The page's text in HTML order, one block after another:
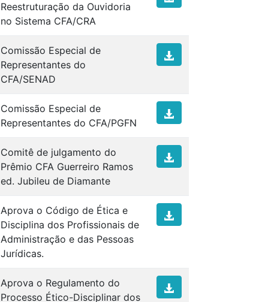
Reestruturação da Ouvidoria
no Sistema CFA/CRA
Comissão Especial de
Representantes do
CFA/SENAD
Comissão Especial de
Representantes do CFA/PGFN
Comitê de julgamento do
Prêmio CFA Guerreiro Ramos
ed. Jubileu de Diamante
Aprova o Código de Ética e
Disciplina dos Profissionais de
Administração e das Pessoas
Jurídicas.
Aprova o Regulamento do
Processo Ético-Disciplinar dos